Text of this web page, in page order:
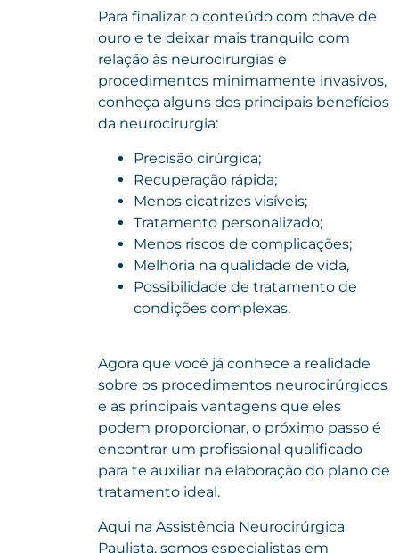
Para finalizar o conteúdo com chave de
ouro e te deixar mais tranquilo com
relação às neurocirurgias e
procedimentos minimamente invasivos,
conheça alguns dos principais benefícios
da neurocirurgia:
Precisão cirúrgica;
Recuperação rápida;
Menos cicatrizes visíveis;
Tratamento personalizado;
Menos riscos de complicações;
Melhoria na qualidade de vida,
Possibilidade de tratamento de
condições complexas.
Agora que você já conhece a realidade
sobre os procedimentos neurocirúrgicos
e as principais vantagens que eles
podem proporcionar, o próximo passo é
encontrar um profissional qualificado
para te auxiliar na elaboração do plano de
tratamento ideal.
Aqui na Assistência Neurocirúrgica
Paulista, somos especialistas em